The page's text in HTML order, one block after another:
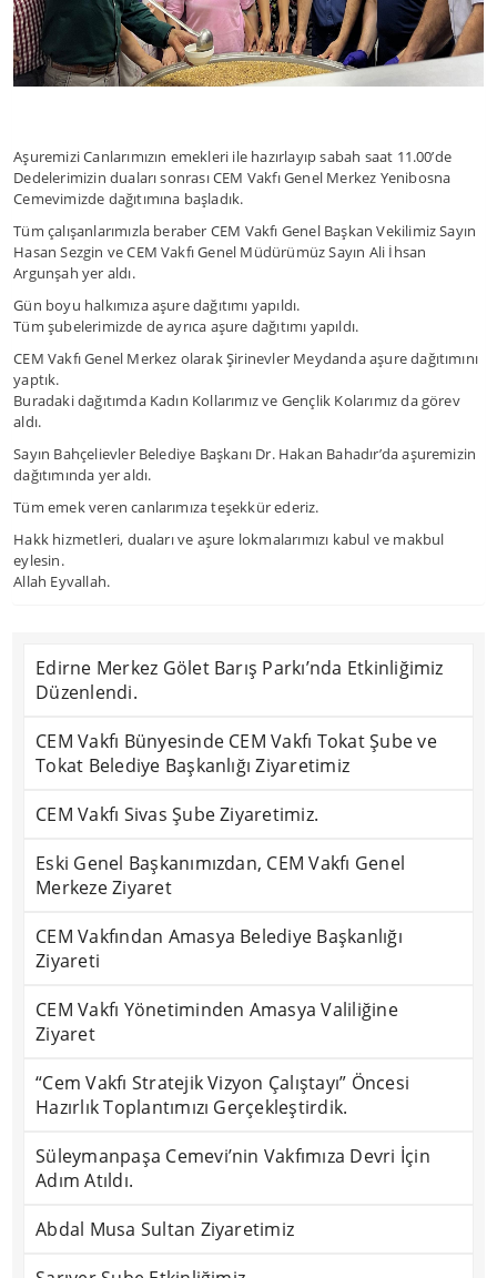
Aşuremizi Canlarımızın emekleri ile hazırlayıp sabah saat 11.00’de
Dedelerimizin duaları sonrası CEM Vakfı Genel Merkez Yenibosna
Cemevimizde dağıtımına başladık.
Tüm çalışanlarımızla beraber CEM Vakfı Genel Başkan Vekilimiz Sayın
Hasan Sezgin ve CEM Vakfı Genel Müdürümüz Sayın Ali İhsan
Argunşah yer aldı.
Gün boyu halkımıza aşure dağıtımı yapıldı.
Tüm şubelerimizde de ayrıca aşure dağıtımı yapıldı.
CEM Vakfı Genel Merkez olarak Şirinevler Meydanda aşure dağıtımını
yaptık.
Buradaki dağıtımda Kadın Kollarımız ve Gençlik Kolarımız da görev
aldı.
Sayın Bahçelievler Belediye Başkanı Dr. Hakan Bahadır’da aşuremizin
dağıtımında yer aldı.
Tüm emek veren canlarımıza teşekkür ederiz.
Hakk hizmetleri, duaları ve aşure lokmalarımızı kabul ve makbul
eylesin.
Allah Eyvallah.
Edirne Merkez Gölet Barış Parkı’nda Etkinliğimiz
Düzenlendi.
CEM Vakfı Bünyesinde CEM Vakfı Tokat Şube ve
Tokat Belediye Başkanlığı Ziyaretimiz
CEM Vakfı Sivas Şube Ziyaretimiz.
Eski Genel Başkanımızdan, CEM Vakfı Genel
Merkeze Ziyaret
CEM Vakfından Amasya Belediye Başkanlığı
Ziyareti
CEM Vakfı Yönetiminden Amasya Valiliğine
Ziyaret
“Cem Vakfı Stratejik Vizyon Çalıştayı” Öncesi
Hazırlık Toplantımızı Gerçekleştirdik.
Süleymanpaşa Cemevi’nin Vakfımıza Devri İçin
Adım Atıldı.
Abdal Musa Sultan Ziyaretimiz